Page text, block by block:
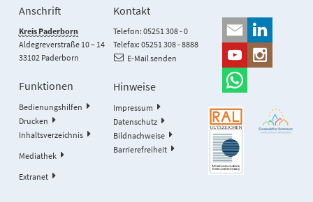
Anschrift
Kreis Paderborn
Aldegreverstraße 10 – 14
33102 Paderborn
Kontakt
Telefon: 05251 308 - 0
Telefax: 05251 308 - 8888
E-Mail senden
Funktionen
Bedienungshilfen
Drucken
Inhaltsverzeichnis
Mediathek
Extranet
Hinweise
Impressum
Datenschutz
Bildnachweise
Barrierefreiheit